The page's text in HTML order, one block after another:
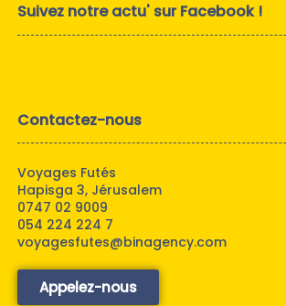
Suivez notre actu' sur Facebook !
Contactez-nous
Voyages Futés
Hapisga 3, Jérusalem
0747 02 9009
054 224 224 7
voyagesfutes@binagency.com
Appelez-nous